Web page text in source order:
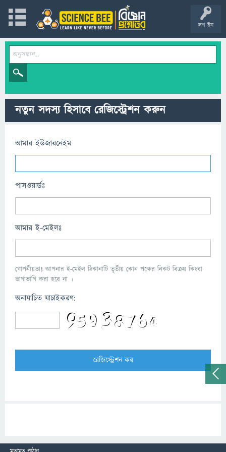
লগ ইন
নতুন সদস্য হিসাবে রেজিস্ট্রেশন করুন
আমার ইউজারনেইম
পাসওয়ার্ডঃ
আমার ই-মেইলঃ
গোপনীয়তাঃ আপনার ই-মেইল ঠিকানাটি তৃতীয় কোন পক্ষের নিকট বিক্রয় কিংবা
ভাগাভাগি করা হবে না ।
অনাযাচিত যাচাইকরণ: